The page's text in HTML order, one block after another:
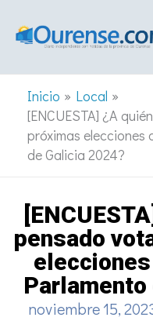
Inicio
Local
[ENCUESTA] ¿A
próximas
de Galicia 2024?
pensado
Parlamento
noviembre 15,